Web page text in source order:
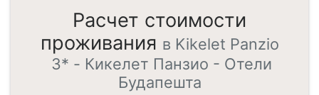
Расчет стоимости
проживания в Kikelet Panzio
3* - Кикелет Панзио - Отели
Будапешта